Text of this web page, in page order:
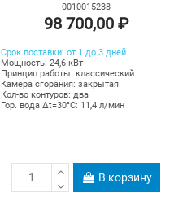
0010015238
98 700,00 ₽
Срок поставки: от 1 до 3 дней
Мощность: 24,6 кВт
Принцип работы: классический
Камера сгорания: закрытая
Кол-во контуров: два
Гор. вода Δt=30°C: 11,4 л/мин
В корзину